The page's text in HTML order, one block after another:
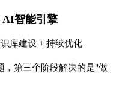
AI智能引擎
库建设 + 持续优化
，第三个阶段解决的是"做